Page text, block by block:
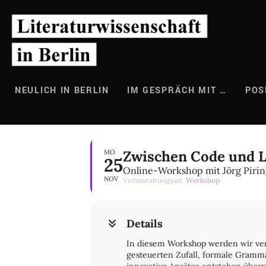
Inhalt
springen
NEULICH IN BERLIN IM GESPRÄCH MIT …
MO
25
NOV
Zwischen Code und
Online-Workshop mit Jörg
Veranstaltungsart Workshop
Details
In diesem Workshop werden wir
gesteuerten Zufall, formale